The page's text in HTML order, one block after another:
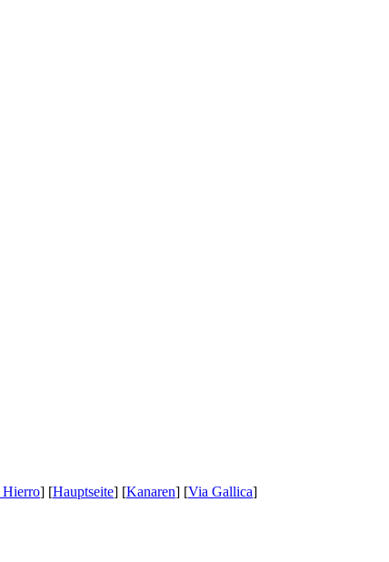
] [Hauptseite] [Kanaren] [Via Gallica]